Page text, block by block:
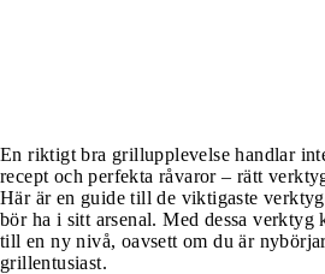
En riktigt bra grillupplevelse handlar
recept och perfekta råvaror – rätt
Här är en guide till de viktigaste
bör ha i sitt arsenal. Med dessa
till en ny nivå, oavsett om du är
grillentusiast.